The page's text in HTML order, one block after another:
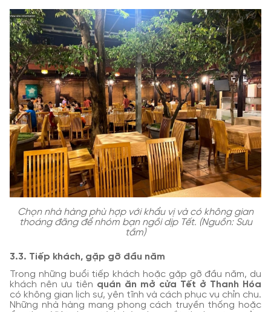
Chọn nhà hàng phù hợp với khẩu vị và có không gian
thoáng đãng để nhóm bạn ngồi dịp Tết. (Nguồn: Sưu
tầm)
3.3. Tiếp khách, gặp gỡ đầu năm
Trong những buổi tiếp khách hoặc gặp gỡ đầu năm, du
khách nên ưu tiên quán ăn mở cửa Tết ở Thanh Hóa
có không gian lịch sự, yên tĩnh và cách phục vụ chỉn chu.
Những nhà hàng mang phong cách truyền thống hoặc